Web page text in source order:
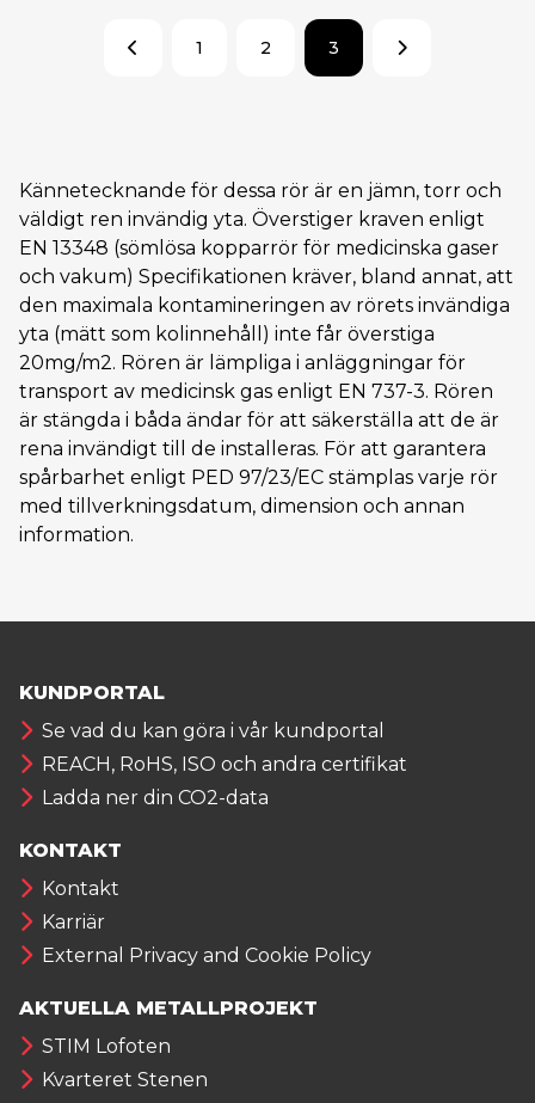
1 2 3
Kännetecknande för dessa rör är en jämn, torr och
väldigt ren invändig yta. Överstiger kraven enligt
EN 13348 (sömlösa kopparrör för medicinska gaser
och vakum) Specifikationen kräver, bland annat, att
den maximala kontamineringen av rörets invändiga
yta (mätt som kolinnehåll) inte får överstiga
20mg/m2. Rören är lämpliga i anläggningar för
transport av medicinsk gas enligt EN 737-3. Rören
är stängda i båda ändar för att säkerställa att de är
rena invändigt till de installeras. För att garantera
spårbarhet enligt PED 97/23/EC stämplas varje rör
med tillverkningsdatum, dimension och annan
information.
KUNDPORTAL
Se vad du kan göra i vår kundportal
REACH, RoHS, ISO och andra certifikat
Ladda ner din CO2-data
KONTAKT
Kontakt
Karriär
External Privacy and Cookie Policy
AKTUELLA METALLPROJEKT
STIM Lofoten
Kvarteret Stenen